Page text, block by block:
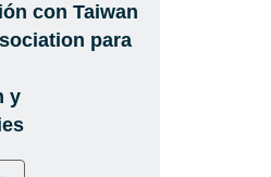
con Taiwan
para
y